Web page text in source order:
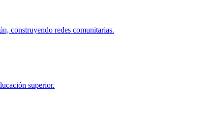
construyendo redes comunitarias.
superior.